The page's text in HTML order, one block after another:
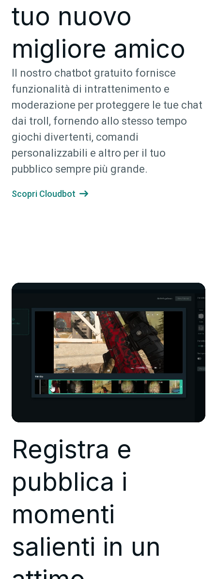
tuo nuovo
migliore amico
Il nostro chatbot gratuito fornisce
funzionalità di intrattenimento e
moderazione per proteggere le tue chat
dai troll, fornendo allo stesso tempo
giochi divertenti, comandi
personalizzabili e altro per il tuo
pubblico sempre più grande.
Scopri Cloudbot 
Registra e
pubblica i
momenti
salienti in un